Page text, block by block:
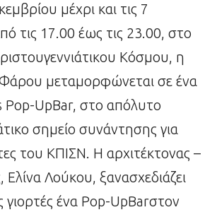
μέχρι και τις 7
τις 17.00 έως τις 23.00, στο
Κόσμου, η
μεταμορφώνεται σε ένα
Pop-UpBar, στο απόλυτο
σημείο συνάντησης για
του ΚΠΙΣΝ. Η αρχιτέκτονας –
Λούκου, ξανασχεδιάζει
γιορτές ένα Pop-UpBarστον